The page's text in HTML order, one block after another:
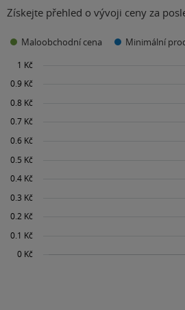
Získejte přehled o vývoji ceny za
Maloobchodní cena Minimální